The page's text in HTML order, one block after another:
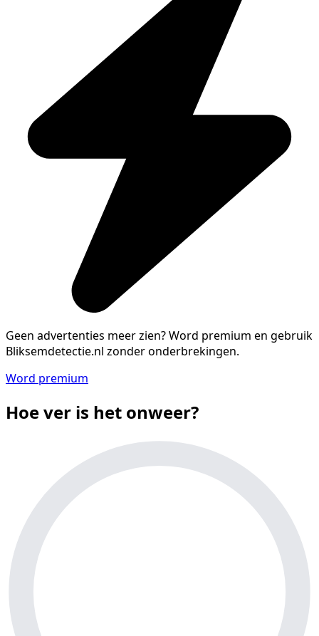
Geen advertenties meer zien?Word premium en gebruik
Bliksemdetectie.nl zonder onderbrekingen.
Word premium
Hoe ver is het onweer?